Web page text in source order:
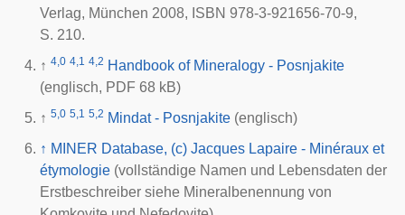
Verlag, München 2008, ISBN 978-3-921656-70-9,
S. 210.
↑ 4,0 4,1 4,2 Handbook of Mineralogy - Posnjakite
(englisch, PDF 68 kB)
↑ 5,0 5,1 5,2 Mindat - Posnjakite (englisch)
↑ MINER Database, (c) Jacques Lapaire - Minéraux et
étymologie (vollständige Namen und Lebensdaten der
Erstbeschreiber siehe Mineralbenennung von